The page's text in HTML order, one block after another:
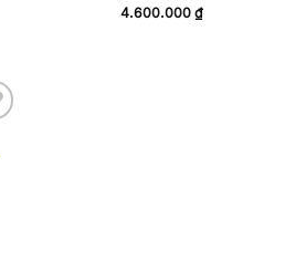
4.600.000 ₫